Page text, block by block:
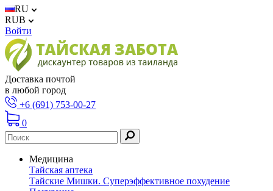
RU
RUB
Войти
Доставка почтой
в любой город
+6 (691) 753-00-27
0
Медицина
Тайская аптека
Тайские Мишки. Суперэффективное похудение